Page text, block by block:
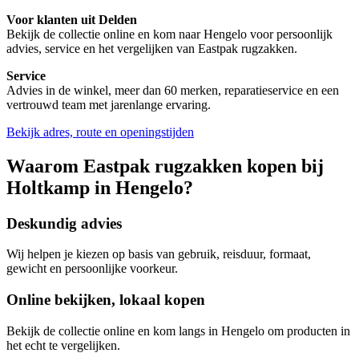
Voor klanten uit Delden
Bekijk de collectie online en kom naar Hengelo voor persoonlijk
advies, service en het vergelijken van Eastpak rugzakken.
Service
Advies in de winkel, meer dan 60 merken, reparatieservice en een
vertrouwd team met jarenlange ervaring.
Bekijk adres, route en openingstijden
Waarom Eastpak rugzakken kopen bij
Holtkamp in Hengelo?
Deskundig advies
Wij helpen je kiezen op basis van gebruik, reisduur, formaat,
gewicht en persoonlijke voorkeur.
Online bekijken, lokaal kopen
Bekijk de collectie online en kom langs in Hengelo om producten in
het echt te vergelijken.